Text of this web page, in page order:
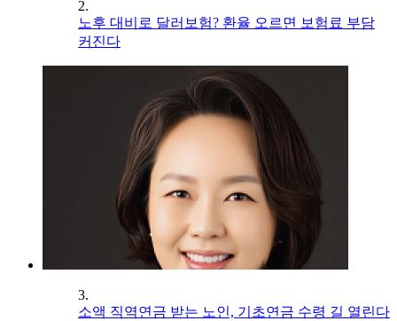
2.
노후 대비로 달러보험? 환율 오르면 보험료 부담
커진다
3.
소액 직역연금 받는 노인, 기초연금 수령 길 열린다